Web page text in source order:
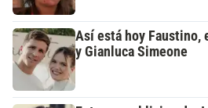
Así está hoy Faustino,
y Gianluca Simeone